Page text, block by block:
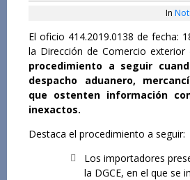
In
El oficio 414.2019.0138 de fecha:
la Dirección de Comercio
procedimiento a seguir
despacho aduanero,
que ostenten información
inexactos.
Destaca el procedimiento a seguir:
Los importadores
la DGCE, en el que se